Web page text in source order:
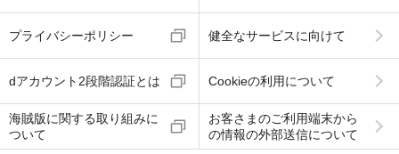
プライバシーポリシー 健全なサービスに向けて
dアカウント2段階認証とは Cookieの利用について
海賊版に関する取り組みに
ついて
お客さまのご利用端末から
の情報の外部送信について